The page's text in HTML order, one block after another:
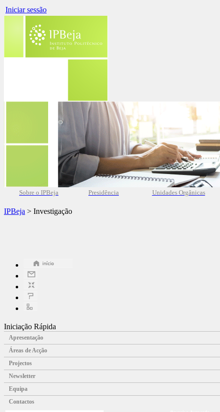
Iniciar sessão
Sobre o IPBeja Presidência Unidades Orgânicas
IPBeja > Investigação
Iniciação Rápida
Apresentação
Áreas de Acção
Projectos
Newsletter
Equipa
Contactos